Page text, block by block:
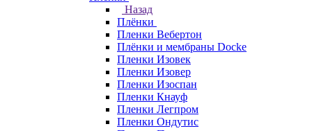
Назад
Плёнки
Пленки Вебертон
Плёнки и мембраны Docke
Пленки Изовек
Пленки Изовер
Пленки Изоспан
Пленки Кнауф
Пленки Легпром
Пленки Ондутис